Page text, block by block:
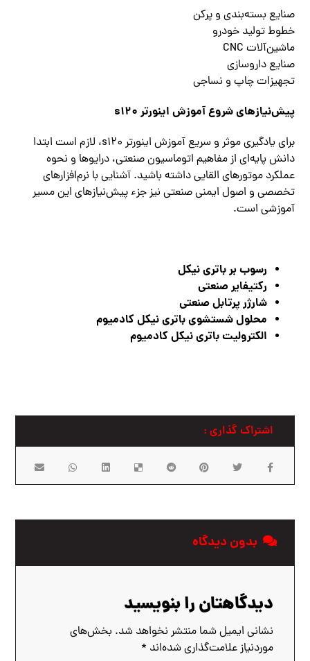
صنایع بسته‌بندی و پرکن
خطوط تولید خودرو
ماشین‌آلات CNC
صنایع داروسازی
تجهیزات چاپ و نساجی
پیش‌نیازهای شروع آموزش اینورتر s120
برای یادگیری موثر و سریع آموزش اینورتر s120، لازم است ابتدا
دانش پایه‌ای از مفاهیم اتوماسیون صنعتی، درایوها و نحوه
عملکرد موتورهای القایی داشته باشید. آشنایی با نرم‌افزارهای
تخصصی و اصول ایمنی صنعتی نیز جزء پیش‌نیازهای این مسیر
آموزشی است.
رسوب بر باتری نیکل
رکتیفایر صنعتی
شارژر پرتابل صنعتی
محلول شستشوی باتری نیکل کادمیوم
الکترولیت باتری نیکل کادمیوم
بدون دیدگاه
دیدگاهتان را بنویسید
نشانی ایمیل شما منتشر نخواهد شد. بخش‌های
موردنیاز علامت‌گذاری شده‌اند *